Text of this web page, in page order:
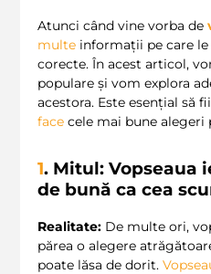
Atunci când vine vorba de
multe informații pe care
corecte. În acest articol,
populare și vom explora
acestora. Este esențial să
face cele mai bune
1. Mitul: Vopseaua
de bună ca cea
Realitate: De multe ori,
părea o alegere
poate lăsa de dorit.